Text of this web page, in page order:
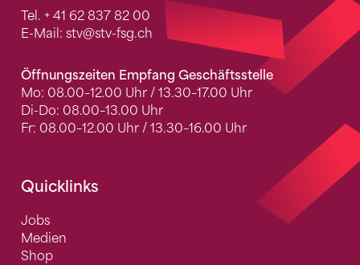
Tel. + 41 62 837 82 00
E-Mail: stv@stv-fsg.ch
Öffnungszeiten Empfang Geschäftsstelle
Mo: 08.00–12.00 Uhr / 13.30–17.00 Uhr
Di-Do: 08.00–13.00 Uhr
Fr: 08.00–12.00 Uhr / 13.30–16.00 Uhr
Quicklinks
Jobs
Medien
Shop